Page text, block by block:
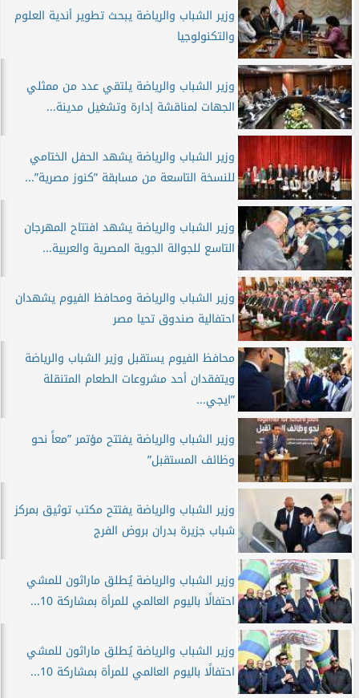
وزير الشباب والرياضة يبحث تطوير أندية العلوم
والتكنولوجيا
وزير الشباب والرياضة يلتقي عدد من ممثلي
الجهات لمناقشة إدارة وتشغيل مدينة...
وزير الشباب والرياضة يشهد الحفل الختامي
للنسخة التاسعة من مسابقة ”كنوز مصرية”...
وزير الشباب والرياضة يشهد افتتاح المهرجان
التاسع للجوالة الجوية المصرية والعربية...
وزير الشباب والرياضة ومحافظ الفيوم يشهدان
احتفالية صندوق تحيا مصر
محافظ الفيوم يستقبل وزير الشباب والرياضة
ويتفقدان أحد مشروعات الطعام المتنقلة
”ايجي...
وزير الشباب والرياضة يفتتح مؤتمر ”معاً نحو
وظائف المستقبل”
وزير الشباب والرياضة يفتتح مكتب توثيق بمركز
شباب جزيرة بدران بروض الفرج
وزير الشباب والرياضة يُطلق ماراثون للمشي
احتفالًا باليوم العالمي للمرأة بمشاركة 10...
وزير الشباب والرياضة يُطلق ماراثون للمشي
احتفالًا باليوم العالمي للمرأة بمشاركة 10...